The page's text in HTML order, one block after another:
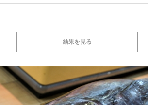
結果を見る